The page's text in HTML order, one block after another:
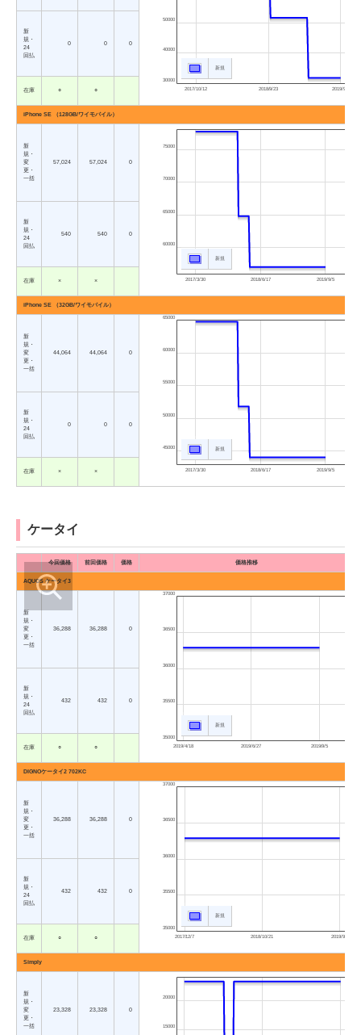
2017/10/12 2018/9/23 2019/9/5
30000
40000
50000
新規
新
規・
24
回払
0 0 0
在庫 ○ ○
iPhone SE （128GB/ワイモバイル）
新
規・
変
更・
一括
57,024 57,024 0
2017/3/30 2018/6/17 2019/9/5
60000
65000
70000
75000
新規
新
規・
24
回払
540 540 0
在庫 × ×
iPhone SE （32GB/ワイモバイル）
新
規・
変
更・
一括
44,064 44,064 0
2017/3/30 2018/6/17 2019/9/5
45000
50000
55000
60000
65000
新規
新
規・
24
回払
0 0 0
在庫 × ×
ケータイ
今回価格 前回価格 価格 価格推移
AQUOS ケータイ3
新
規・
変
更・
一括
36,288 36,288 0
2019/4/18 2019/6/27 2019/9/5
35000
35500
36000
36500
37000
新規
新
規・
24
回払
432 432 0
在庫 ○ ○
DIGNOケータイ2 702KC
新
規・
変
更・
一括
36,288 36,288 0
2017/12/7 2018/10/21 2019/9/5
35000
35500
36000
36500
37000
新規
新
規・
24
回払
432 432 0
在庫 ○ ○
Simply
新
規・
変
更・
一括
23,328 23,328 0
15000
20000